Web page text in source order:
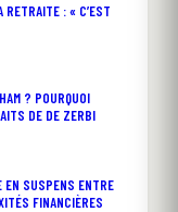
RETRAITE : « C’EST
? POURQUOI
DE DE ZERBI
EN SUSPENS ENTRE
FINANCIÈRES